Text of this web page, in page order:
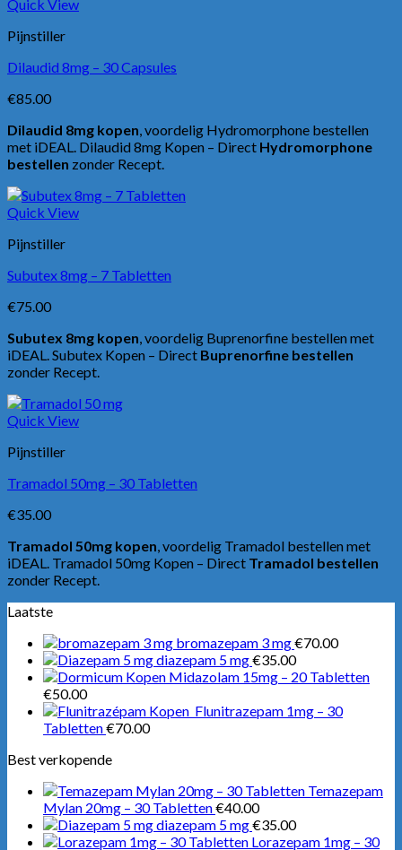
Quick View
Pijnstiller
Dilaudid 8mg – 30 Capsules
€85.00
Dilaudid 8mg kopen, voordelig Hydromorphone bestellen
met iDEAL. Dilaudid 8mg Kopen – Direct Hydromorphone
bestellen zonder Recept.
Quick View
Pijnstiller
Subutex 8mg – 7 Tabletten
€75.00
Subutex 8mg kopen, voordelig Buprenorfine bestellen met
iDEAL. Subutex Kopen – Direct Buprenorfine bestellen
zonder Recept.
Quick View
Pijnstiller
Tramadol 50mg – 30 Tabletten
€35.00
Tramadol 50mg kopen, voordelig Tramadol bestellen met
iDEAL. Tramadol 50mg Kopen – Direct Tramadol bestellen
zonder Recept.
Laatste
bromazepam 3 mg€70.00
diazepam 5 mg€35.00
Midazolam 15mg – 20 Tabletten
€50.00
Flunitrazepam 1mg – 30
Tabletten€70.00
Best verkopende
Temazepam
Mylan 20mg – 30 Tabletten€40.00
diazepam 5 mg€35.00
Lorazepam 1mg – 30